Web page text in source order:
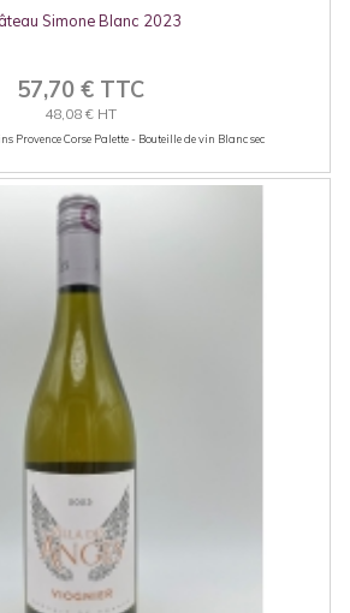
Simone Blanc 2023
57,70 € TTC
48,08 € HT
Provence Corse Palette - Bouteille de vin Blanc sec